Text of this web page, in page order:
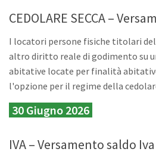
CEDOLARE SECCA –
I locatori persone fisiche titolari
altro diritto reale di godimento su
abitative locate per finalità
l'opzione per il regime della
30 Giugno 2026
IVA – Versamento saldo